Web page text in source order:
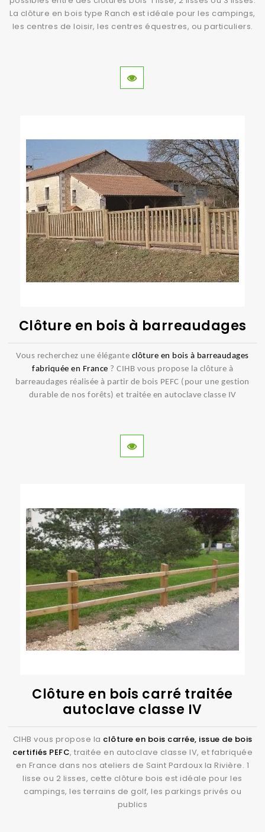
La clôture en bois type Ranch est idéale pour les campings,
les centres de loisir, les centres équestres, ou particuliers.
Clôture en bois à barreaudages
Vous recherchez une élégante clôture en bois à barreaudages
fabriquée en France ? CIHB vous propose la clôture à
barreaudages réalisée à partir de bois PEFC (pour une gestion
durable de nos forêts) et traitée en autoclave classe IV
Clôture en bois carré traitée
autoclave classe IV
CIHB vous propose la clôture en bois carrée, issue de bois
certifiés PEFC, traitée en autoclave classe IV, et fabriquée
en France dans nos ateliers de Saint Pardoux la Rivière. 1
lisse ou 2 lisses, cette clôture bois est idéale pour les
campings, les terrains de golf, les parkings privés ou
publics